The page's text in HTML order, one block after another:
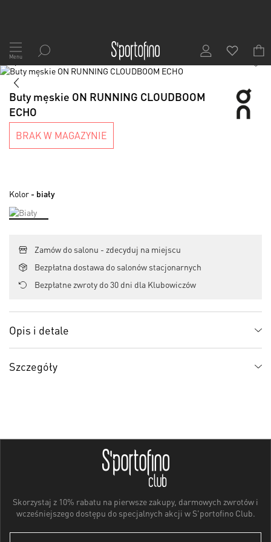
Przejdź
do
treści
Menu
Skip
the
end
images
gallery
1/8
Skip
the
beginning
images
Buty męskie ON RUNNING CLOUDBOOM
ECHO
BRAK W MAGAZYNIE
Kolor - biały
Zamów do salonu - zdecyduj na miejscu
Bezpłatna dostawa do salonów stacjonarnych
Bezpłatne zwroty do 30 dni dla Klubowiczów
Opis i detale
Szczegóły
Skorzystaj z 10% rabatu na pierwsze zakupy, darmowych zwrotów i
wcześniejszego dostępu do specjalnych akcji w S'portofino Club.